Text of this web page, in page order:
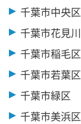
千葉市中央区
千葉市花見
千葉市稲毛区
千葉市若葉区
千葉市緑区
千葉市美浜区